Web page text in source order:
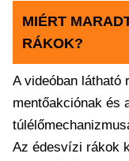
MIÉRT
RÁKOK?
A videóban látható
mentőakciónak és
Az édesvízi rákok